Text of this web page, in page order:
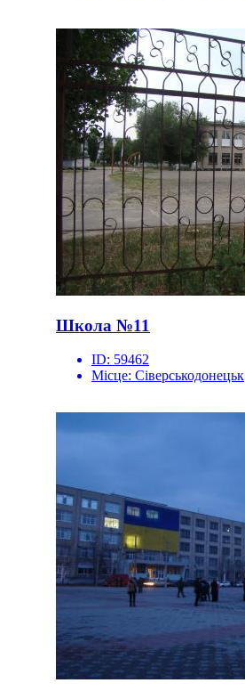
Школа №11
ID: 59462
Місце: Сіверськодонецьк